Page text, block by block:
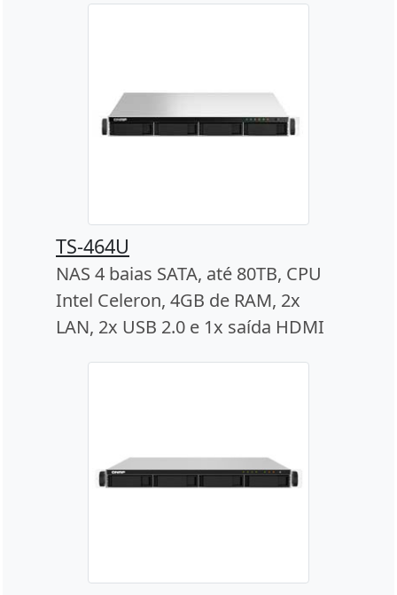
TS-464U
NAS 4 baias SATA, até 80TB, CPU
Intel Celeron, 4GB de RAM, 2x
LAN, 2x USB 2.0 e 1x saída HDMI